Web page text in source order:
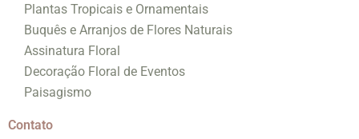
Plantas Tropicais e Ornamentais
Buquês e Arranjos de Flores Naturais
Assinatura Floral
Decoração Floral de Eventos
Paisagismo
Contato